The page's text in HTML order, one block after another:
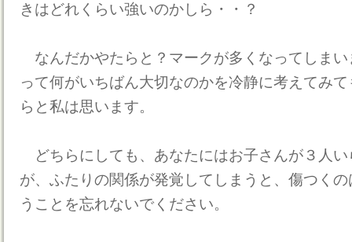
きはどれくらい強いのかしら・・？
なんだかやたらと？マークが多くなってしま
って何がいちばん大切なのかを冷静に考えてみ
らと私は思います。
どちらにしても、あなたにはお子さんが３人い
が、ふたりの関係が発覚してしまうと、傷つく
うことを忘れないでください。